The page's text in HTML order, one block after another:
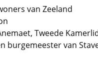
van Zeeland
Tweede
burgemeester van